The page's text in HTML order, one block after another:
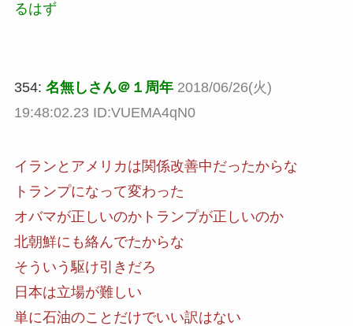
るはず
354: 名無しさん＠１周年 2018/06/26(火)
19:48:02.23 ID:VUEMA4qN0
イランとアメリカは関係改善中だったからな
トランプになって変わった
オバマが正しいのかトランプが正しいのか
北朝鮮にも絡んでたからな
そういう駆け引きだろ
日本は立場が難しい
単に石油のことだけでいい訳はない